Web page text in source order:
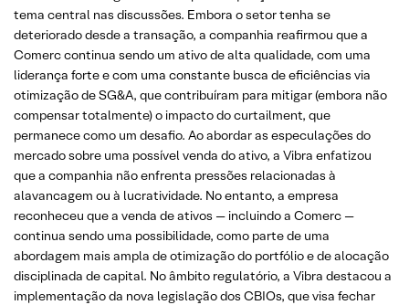
tema central nas discussões. Embora o setor tenha se
deteriorado desde a transação, a companhia reafirmou que a
Comerc continua sendo um ativo de alta qualidade, com uma
liderança forte e com uma constante busca de eficiências via
otimização de SG&A, que contribuíram para mitigar (embora não
compensar totalmente) o impacto do curtailment, que
permanece como um desafio. Ao abordar as especulações do
mercado sobre uma possível venda do ativo, a Vibra enfatizou
que a companhia não enfrenta pressões relacionadas à
alavancagem ou à lucratividade. No entanto, a empresa
reconheceu que a venda de ativos — incluindo a Comerc —
continua sendo uma possibilidade, como parte de uma
abordagem mais ampla de otimização do portfólio e de alocação
disciplinada de capital. No âmbito regulatório, a Vibra destacou a
implementação da nova legislação dos CBIOs, que visa fechar